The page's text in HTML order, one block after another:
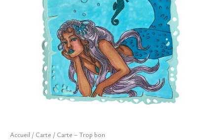
Accueil / Carte / Carte – Trop bon